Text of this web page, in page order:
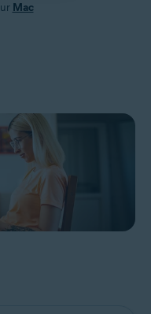
Mac